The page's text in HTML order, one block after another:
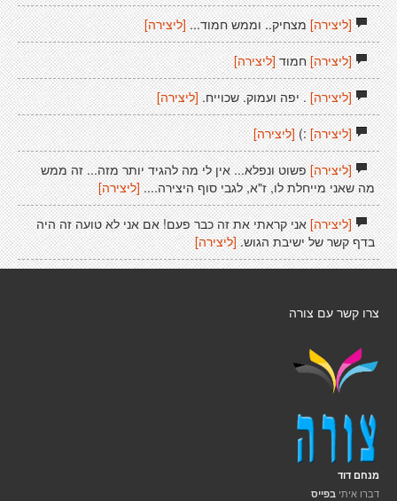
[ליצירה]מצחיק.. וממש חמוד...[ליצירה]
[ליצירה]חמוד [ליצירה]
[ליצירה]. יפה ועמוק. שכוייח. [ליצירה]
[ליצירה]:) [ליצירה]
[ליצירה]פשוט ונפלא... אין לי מה להגיד יותר מזה... זה ממש
מה שאני מייחלת לו, ז"א, לגבי סוף היצירה.... [ליצירה]
[ליצירה]אני קראתי את זה כבר פעם! אם אני לא טועה זה היה
בדף קשר של ישיבת הגוש.[ליצירה]
צרו קשר עם צורה
מנחם דוד
דברו איתי בפייס